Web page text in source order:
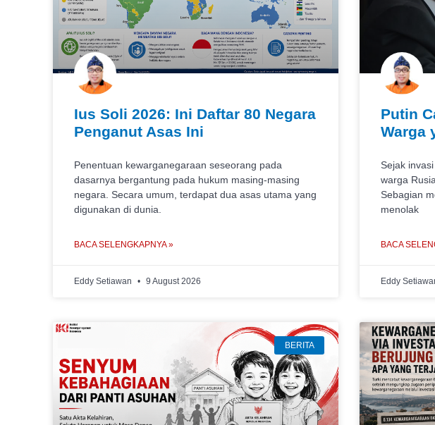
Ius Soli 2026: Ini Daftar 80 Negara
Penganut Asas Ini
Penentuan kewarganegaraan seseorang pada
dasarnya bergantung pada hukum masing-masing
negara. Secara umum, terdapat dua asas utama yang
digunakan di dunia.
BACA SELENGKAPNYA »
Eddy Setiawan 9 August 2026
Putin
Warga
Sejak
warga
Sebagian
menolak
BACA
Eddy
BERITA